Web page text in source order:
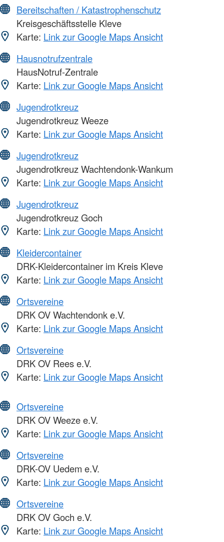
Bereitschaften / Katastrophenschutz
Kreisgeschäftsstelle Kleve
Karte: Link zur Google Maps Ansicht
Hausnotrufzentrale
HausNotruf-Zentrale
Karte: Link zur Google Maps Ansicht
Jugendrotkreuz
Jugendrotkreuz Weeze
Karte: Link zur Google Maps Ansicht
Jugendrotkreuz
Jugendrotkreuz Wachtendonk-Wankum
Karte: Link zur Google Maps Ansicht
Jugendrotkreuz
Jugendrotkreuz Goch
Karte: Link zur Google Maps Ansicht
Kleidercontainer
DRK-Kleidercontainer im Kreis Kleve
Karte: Link zur Google Maps Ansicht
Ortsvereine
DRK OV Wachtendonk e.V.
Karte: Link zur Google Maps Ansicht
Ortsvereine
DRK OV Rees e.V.
Karte: Link zur Google Maps Ansicht
Ortsvereine
DRK OV Weeze e.V.
Karte: Link zur Google Maps Ansicht
Ortsvereine
DRK-OV Uedem e.V.
Karte: Link zur Google Maps Ansicht
Ortsvereine
DRK OV Goch e.V.
Karte: Link zur Google Maps Ansicht